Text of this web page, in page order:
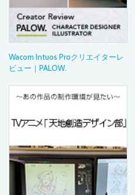
Wacom Intuos Proクリエイターレ
ビュー｜PALOW.